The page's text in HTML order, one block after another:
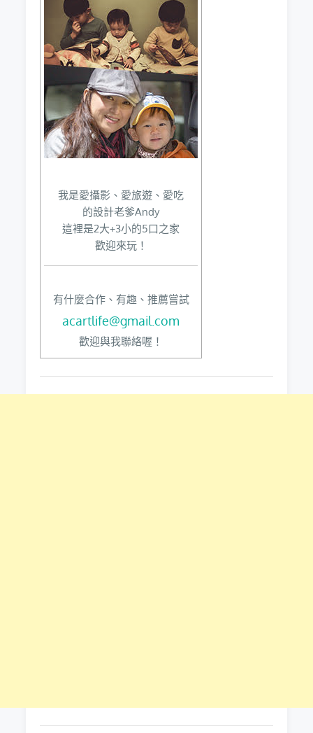
我是愛攝影、愛旅遊、愛吃
的設計老爹Andy
這裡是2大+3小的5口之家
歡迎來玩！
有什麼合作、有趣、推薦嘗試
acartlife@gmail.com
歡迎與我聯絡喔！